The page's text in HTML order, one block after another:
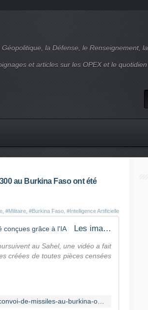
la Défense, le Renseignement, la
et articles sur les OPEX et le quotidien
au Burkina Faso ont été
#Militaire #Burkina Faso #Intelligence Artificielle
Les images de ce convoi de missiles au Burkina ont été conçues grâce à l'IA
au Sahel, une vidéo a fait
créées de toutes pièces censées